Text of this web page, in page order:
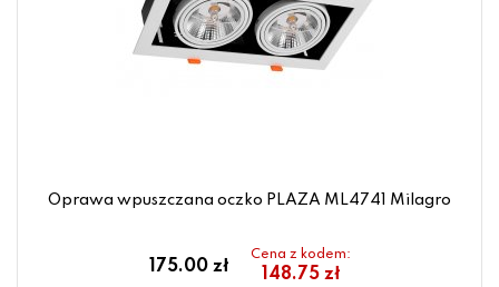
Oprawa wpuszczana oczko PLAZA ML4741 Milagro
175.00 zł
Cena z kodem:
148.75 zł